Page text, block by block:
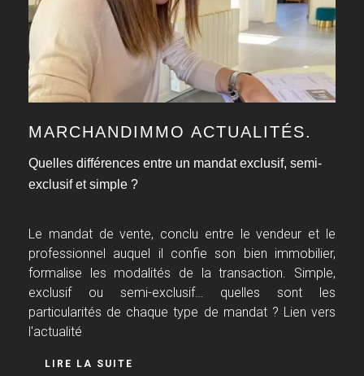
MARCHANDIMMO ACTUALITÉS.
Quelles différences entre un mandat exclusif, semi-
exclusif et simple ?
Le mandat de vente, conclu entre le vendeur et le
professionnel auquel il confie son bien immobilier,
formalise les modalités de la transaction. Simple,
exclusif ou semi-exclusif… quelles sont les
particularités de chaque type de mandat ? Lien vers
l'actualité
LIRE LA SUITE